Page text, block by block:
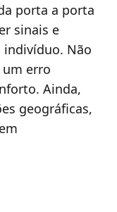
porta a porta
sinais e
indivíduo. Não
erro
Ainda,
geográficas,